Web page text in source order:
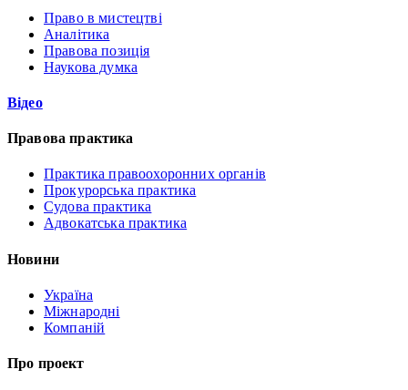
Право в мистецтві
Аналітика
Правова позиція
Наукова думка
Відео
Правова практика
Практика правоохоронних органів
Прокурорська практика
Судова практика
Адвокатська практика
Новини
Україна
Міжнародні
Компаній
Про проект